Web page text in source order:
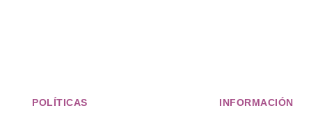
POLÍTICAS INFORMACIÓN